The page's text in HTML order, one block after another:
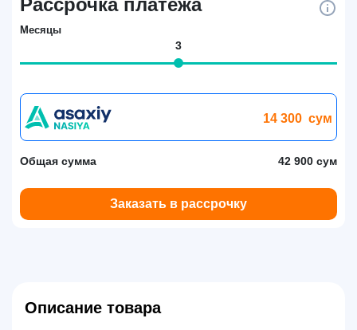
Рассрочка платежа
Месяцы
3
14 300 сум
Общая сумма 42 900 сум
Заказать в рассрочку
Описание товара